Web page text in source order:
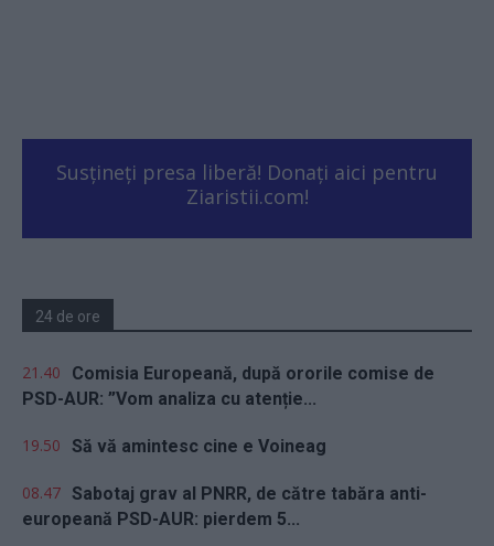
Susțineți presa liberă! Donați aici pentru
Ziaristii.com!
24 de ore
21.40
Comisia Europeană, după ororile comise de
PSD-AUR: ”Vom analiza cu atenție...
19.50 Să vă amintesc cine e Voineag
08.47 Sabotaj grav al PNRR, de către tabăra anti-
europeană PSD-AUR: pierdem 5...